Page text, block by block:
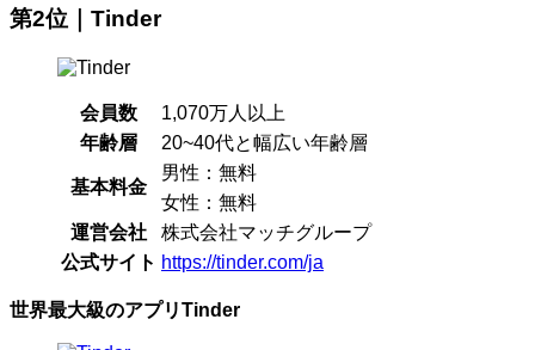
第2位｜Tinder
会員数
1,070万人以上
年齢層
20~40代と幅広い年齢層
基本料金
男性：無料
女性：無料
運営会社
株式会社マッチグループ
公式サイト https://tinder.com/ja
世界最大級のアプリTinder